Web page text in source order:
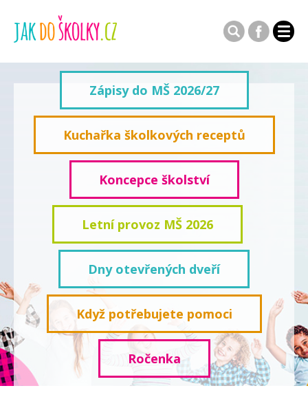
Zápisy do MŠ 2026/27
Kuchařka školkových receptů
Koncepce školství
Letní provoz MŠ 2026
Dny otevřených dveří
Když potřebujete pomoci
Ročenka